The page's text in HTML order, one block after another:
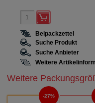
Beipackzettel
Suche Produkt
Suche Anbieter
Weitere
Weitere
27%